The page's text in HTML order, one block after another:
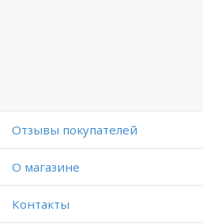
Отзывы покупателей
O магазине
Контакты